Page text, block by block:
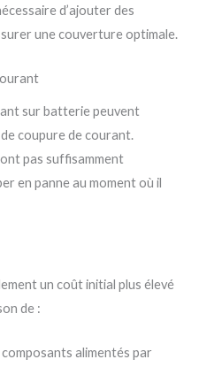
d’ajouter des
une couverture optimale.
sur batterie peuvent
coupure de courant.
pas suffisamment
en panne au moment où il
un coût initial plus élevé
de :
alimentés par